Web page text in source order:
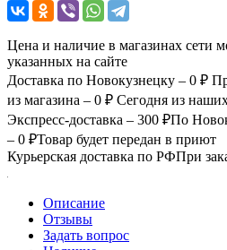
Цена и наличие в магазинах сети
указанных на сайте
Доставка по Новокузнецку – 0 ₽
из магазина – 0 ₽ Сегодня из
Экспресс-доставка – 300 ₽По
– 0 ₽Товар будет передан в приют
Курьерская доставка по РФПри
Описание
Отзывы
Задать вопрос